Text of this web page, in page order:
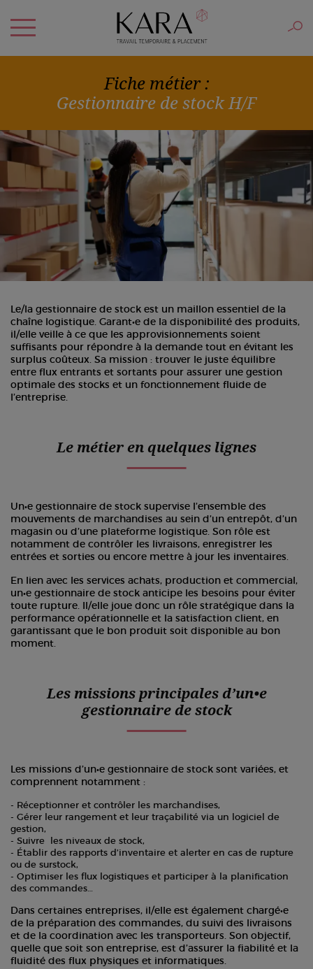
Fiche métier :
Gestionnaire de stock H/F
Le/la gestionnaire de stock est un maillon essentiel de la
chaîne logistique. Garant•e de la disponibilité des produits,
il/elle veille à ce que les approvisionnements soient
suffisants pour répondre à la demande tout en évitant les
surplus coûteux. Sa mission : trouver le juste équilibre
entre flux entrants et sortants pour assurer une gestion
optimale des stocks et un fonctionnement fluide de
l’entreprise.
Le métier en quelques lignes
Un•e gestionnaire de stock supervise l’ensemble des
mouvements de marchandises au sein d’un entrepôt, d’un
magasin ou d’une plateforme logistique. Son rôle est
notamment de contrôler les livraisons, enregistrer les
entrées et sorties ou encore mettre à jour les inventaires.
En lien avec les services achats, production et commercial,
un•e gestionnaire de stock anticipe les besoins pour éviter
toute rupture. Il/elle joue donc un rôle stratégique dans la
performance opérationnelle et la satisfaction client, en
garantissant que le bon produit soit disponible au bon
moment.
Les missions principales d’un•e
gestionnaire de stock
Les missions d’un•e gestionnaire de stock sont variées, et
comprennent notamment :
Réceptionner et contrôler les marchandises,
Gérer leur rangement et leur traçabilité via un logiciel de
gestion,
Suivre les niveaux de stock,
Établir des rapports d’inventaire et alerter en cas de rupture
ou de surstock,
Optimiser les flux logistiques et participer à la planification
des commandes…
Dans certaines entreprises, il/elle est également chargé•e
de la préparation des commandes, du suivi des livraisons
et de la coordination avec les transporteurs. Son objectif,
quelle que soit son entreprise, est d’assurer la fiabilité et la
fluidité des flux physiques et informatiques.